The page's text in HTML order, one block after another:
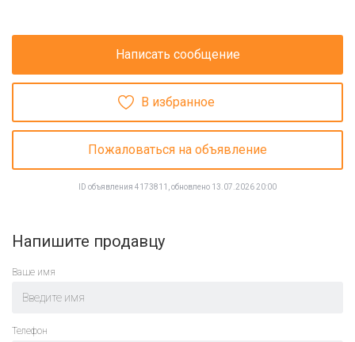
Написать сообщение
В избранное
Пожаловаться на объявление
ID объявления 4173811, обновлено 13.07.2026 20:00
Напишите продавцу
Ваше имя
Телефон